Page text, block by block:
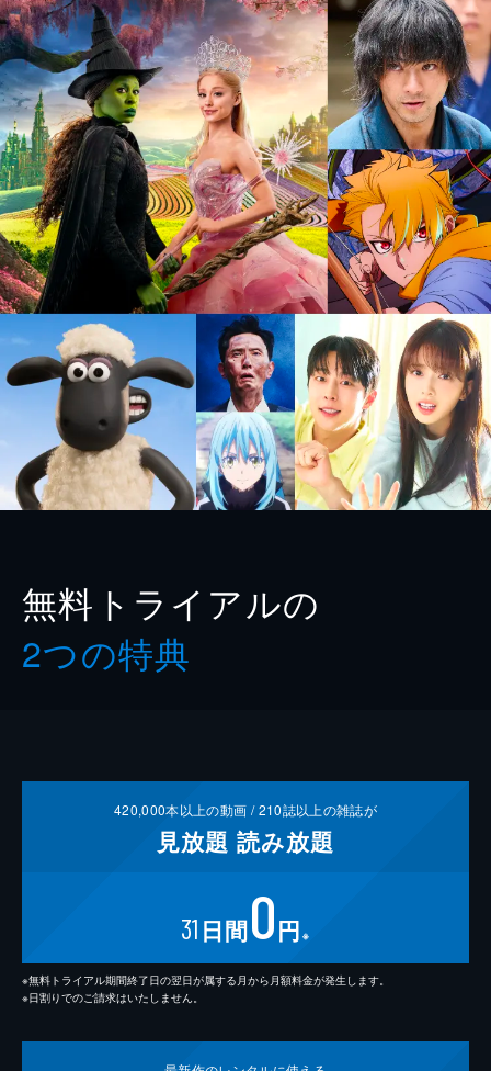
無料トライアルの
2つの特典
420,000本以上の動画 /210誌以上の雑誌が
見放題 読み放題
31 日間0円 ※
※無料トライアル期間終了日の翌日が属する月から月額料金が発生します。
※日割りでのご請求はいたしません。